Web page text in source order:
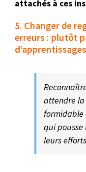
attachés à ces
5. Changer de
erreurs : plutôt
d’apprentissages
attendre
formidable
qui pousse
leurs